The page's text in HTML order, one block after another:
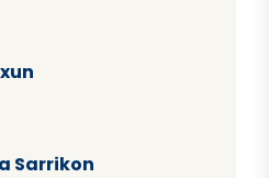
Sarrikon